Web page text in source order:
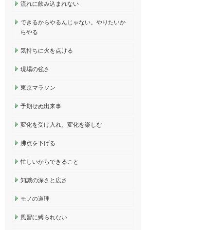
流れに飲み込まれない
できるからやるんじゃない。やりたいか
らやる
気持ちに火を点ける
現場の強さ
東京マラソン
予期せぬ出来事
変化を受け入れ、変化を楽しむ
沸点を下げる
忙しいからできること
知識の深さと広さ
モノの道理
風習に縛られない